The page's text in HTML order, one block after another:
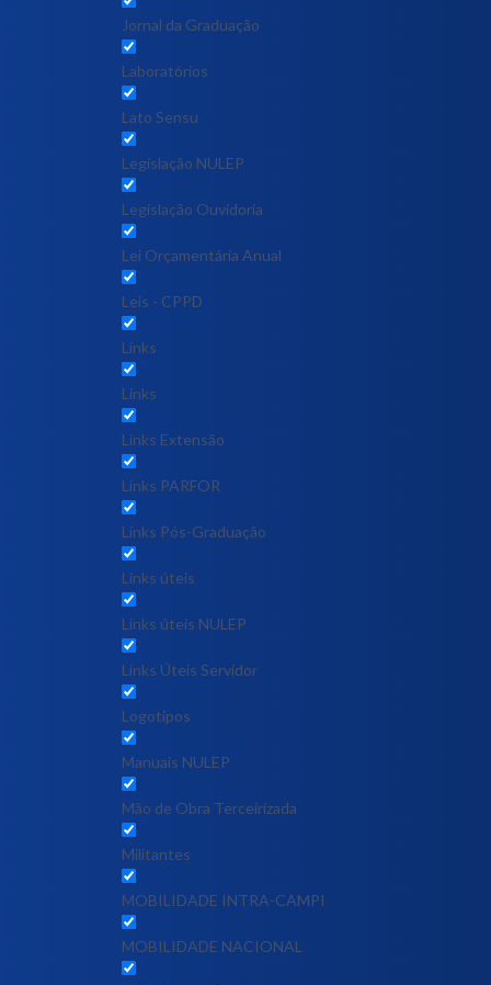
Jornal da Graduação
Laboratórios
Lato Sensu
Legislação NULEP
Legislação Ouvidoria
Lei Orçamentária Anual
Leis - CPPD
Links
Links
Links Extensão
Links PARFOR
Links Pós-Graduação
Links úteis
Links úteis NULEP
Links Úteis Servidor
Logotipos
Manuais NULEP
Mão de Obra Terceirizada
Militantes
MOBILIDADE INTRA-CAMPI
MOBILIDADE NACIONAL